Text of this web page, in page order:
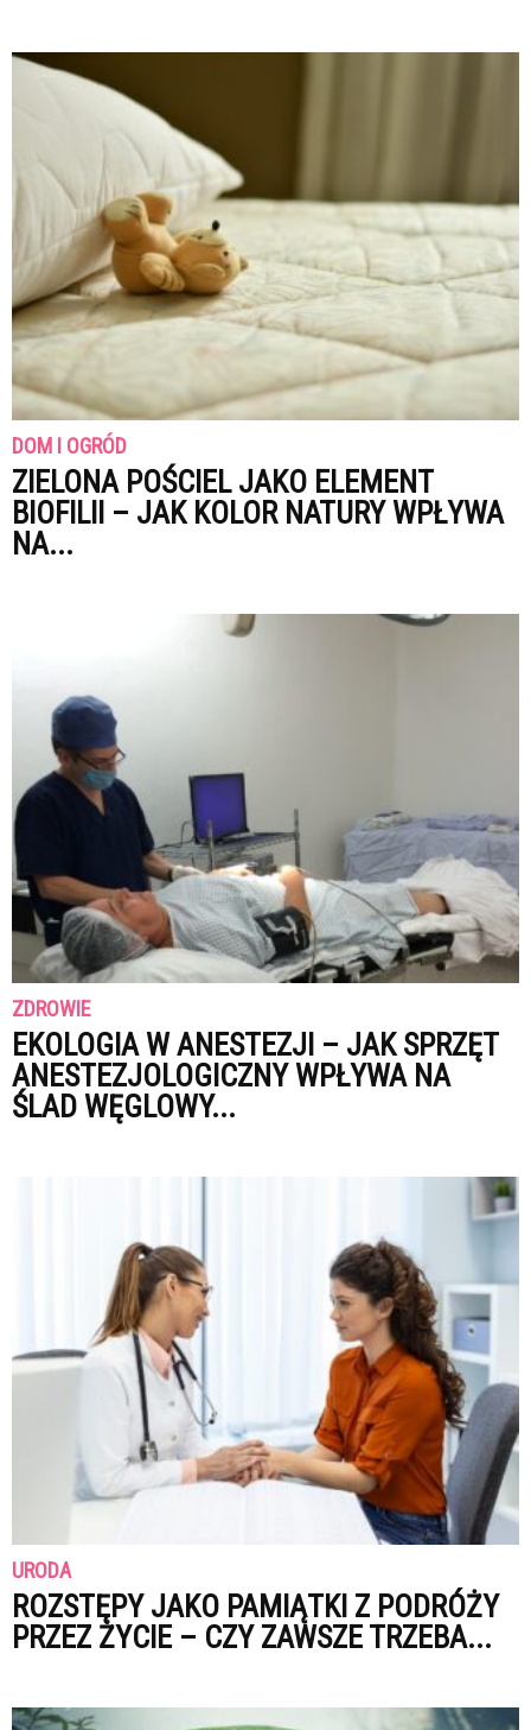
DOM I OGRÓD
ZIELONA POŚCIEL JAKO ELEMENT
BIOFILII – JAK KOLOR NATURY WPŁYWA
NA...
ZDROWIE
EKOLOGIA W ANESTEZJI – JAK SPRZĘT
ANESTEZJOLOGICZNY WPŁYWA NA
ŚLAD WĘGLOWY...
URODA
ROZSTĘPY JAKO PAMIĄTKI Z PODRÓŻY
PRZEZ ŻYCIE – CZY ZAWSZE TRZEBA...